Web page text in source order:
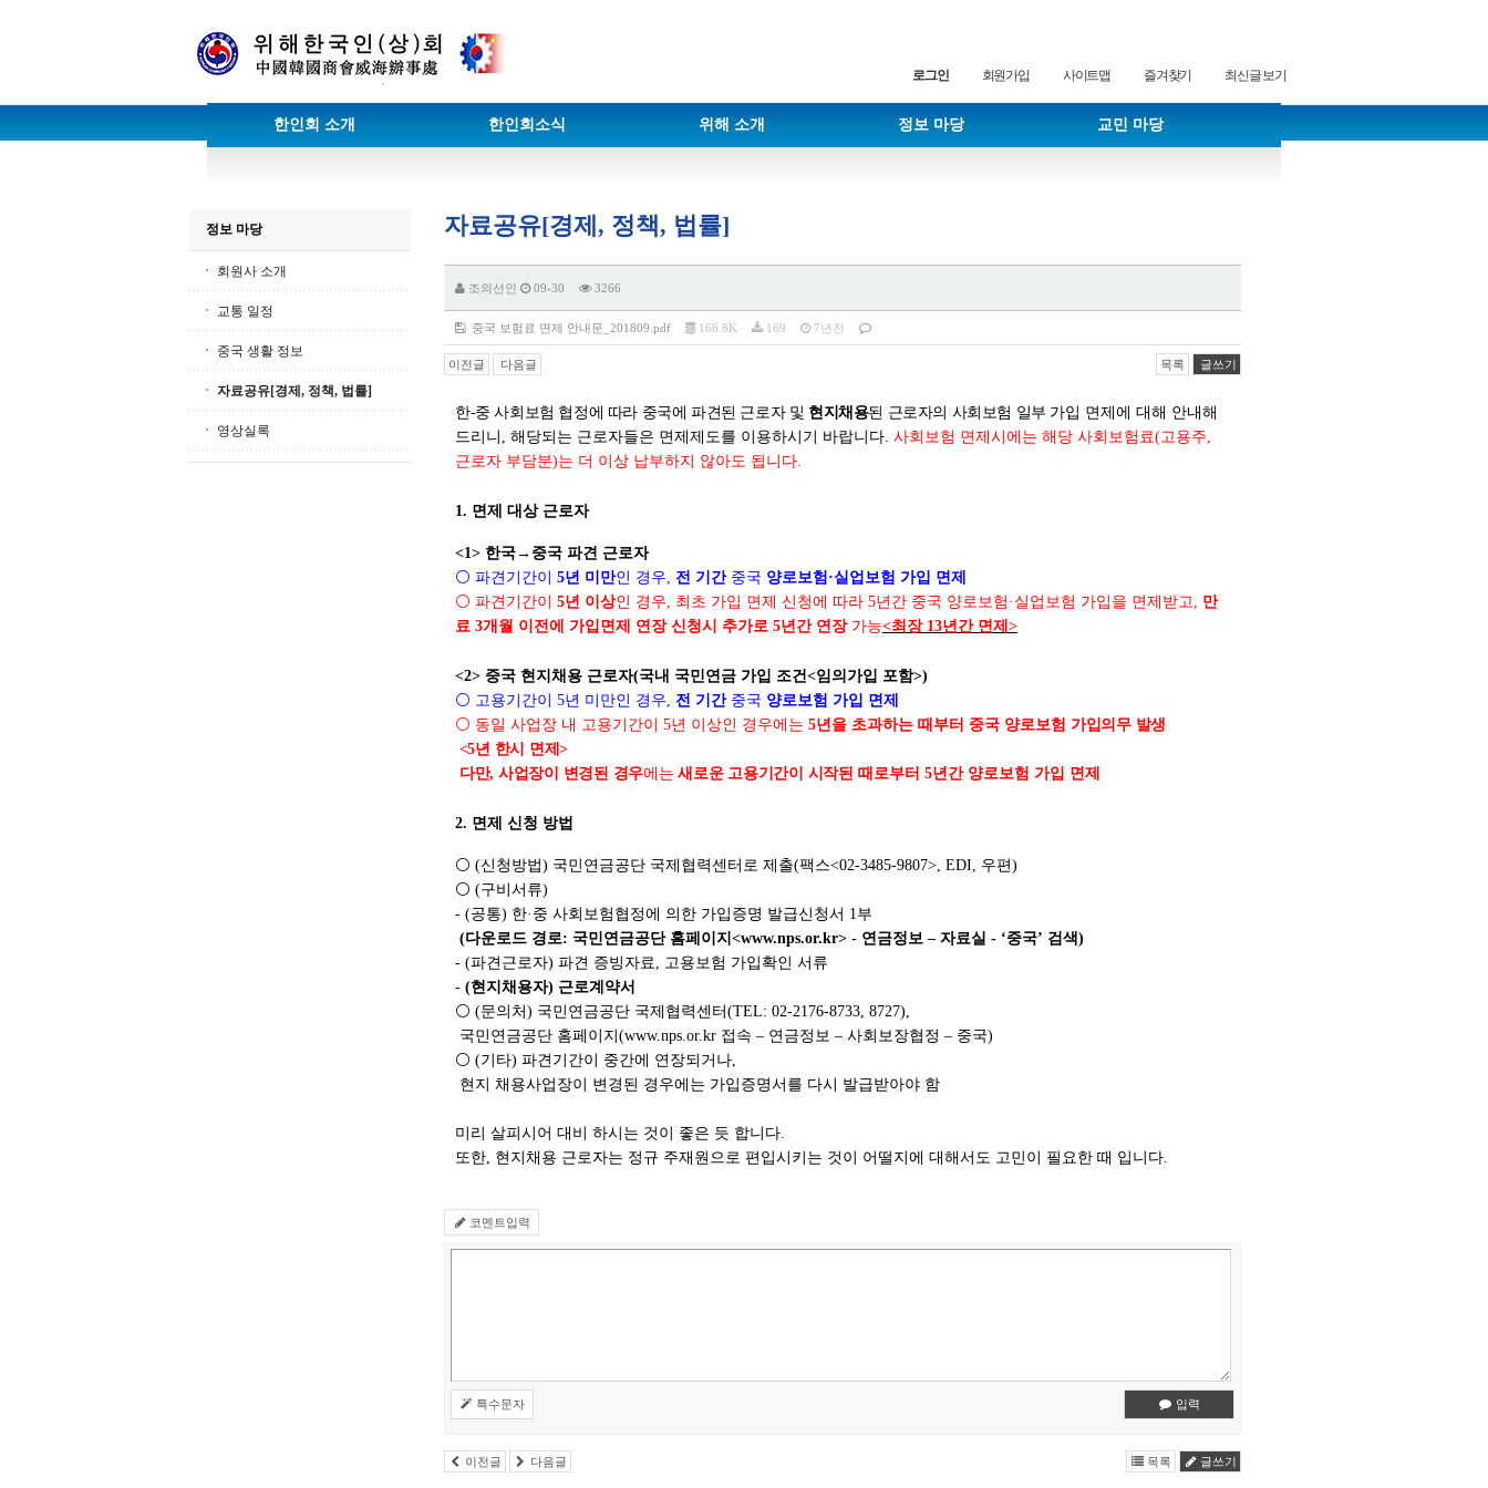
로그인 회원가입 사이트맵 즐겨찾기 최신글 보기
한인회 소개 한인회소식 위해 소개 정보 마당 교민 마당
정보 마당
회원사 소개
교통 일정
중국 생활 정보
자료공유[경제, 정책, 법률]
영상실록
자료공유[경제, 정책, 법률]
조의선인 09-30 3266
중국 보험료 면제 안내문_201809.pdf 166.8K 169 7년전
이전글 다음글 목록 글쓰기
한-중 사회보험 협정에 따라 중국에 파견된 근로자 및 현지채용된 근로자의 사회보험 일부 가입 면제에 대해 안내해
드리니 , 해당되는 근로자들은 면제제도를 이용하시기 바랍니다. 사회보험 면제시에는 해당 사회보험료(고용주,
근로자 부담분)는 더 이상 납부하지 않아도 됩니다.
1. 면제 대상 근로자
<1> 한국→ 중국 파견 근로자
⚪ 파견기간이 5년 미만인 경우, 전 기간 중국 양로보험 ·실업보험 가입 면제
⚪ 파견기간이 5년 이상인 경우, 최초 가입 면제 신청에 따라 5년간 중국 양로보험 · 실업보험 가입을 면제받고, 만
료 3개월 이전에 가입면제 연장 신청시 추가로 5년간 연장 가능<최장 13년간 면제 >
<2> 중국 현지채용 근로자(국내 국민연금 가입 조건<임의가입 포함>)
⚪ 고용기간이 5년 미만인 경우, 전 기간 중국 양로보험 가입 면제
⚪ 동일 사업장 내 고용기간이 5년 이상인 경우에는 5년을 초과하는 때부터 중국 양로보험 가입의무 발생
<5년 한시 면제>
다만, 사업장이 변경된 경우에는새로운 고용기간이 시작된 때로부터 5년간 양로보험 가입 면제
2. 면제 신청 방법
⚪ (신청방법) 국민연금공단 국제협력센터로 제출(팩스<02-3485-9807>, EDI, 우편)
⚪ (구비서류)
- (공통) 한· 중 사회보험협정에 의한 가입증명 발급신청서 1부
(다운로드 경로: 국민연금공단 홈페이지 <www.nps.or.kr> - 연금정보 – 자료실 - ‘중국’ 검색)
- (파견근로자) 파견 증빙자료, 고용보험 가입확인 서류
- (현지채용자) 근로계약서
⚪ (문의처 ) 국민연금공단 국제협력센터 (TEL: 02-2176-8733, 8727),
국민연금공단 홈페이지 (www.nps.or.kr 접속 – 연금정보 – 사회보장협정 – 중국)
⚪ (기타) 파견기간이 중간에 연장되거나,
현지 채용사업장이 변경된 경우에는 가입증명서를 다시 발급받아야 함
미리 살피시어 대비 하시는 것이 좋은 듯 합니다.
또한, 현지채용 근로자는 정규 주재원으로 편입시키는 것이 어떨지에 대해서도 고민이 필요한 때 입니다.
코멘트입력
입력
특수문자
이전글 다음글 목록 글쓰기